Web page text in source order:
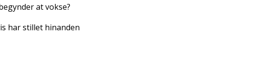
at vokse?
har stillet hinanden